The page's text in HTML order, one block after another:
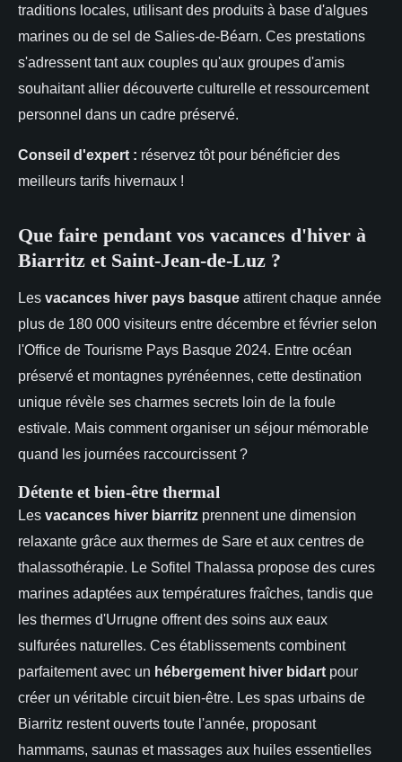
traditions locales, utilisant des produits à base d'algues
marines ou de sel de Salies-de-Béarn. Ces prestations
s'adressent tant aux couples qu'aux groupes d'amis
souhaitant allier découverte culturelle et ressourcement
personnel dans un cadre préservé.
Conseil d'expert : réservez tôt pour bénéficier des
meilleurs tarifs hivernaux !
Que faire pendant vos vacances d'hiver à
Biarritz et Saint-Jean-de-Luz ?
Les vacances hiver pays basque attirent chaque année
plus de 180 000 visiteurs entre décembre et février selon
l'Office de Tourisme Pays Basque 2024. Entre océan
préservé et montagnes pyrénéennes, cette destination
unique révèle ses charmes secrets loin de la foule
estivale. Mais comment organiser un séjour mémorable
quand les journées raccourcissent ?
Détente et bien-être thermal
Les vacances hiver biarritz prennent une dimension
relaxante grâce aux thermes de Sare et aux centres de
thalassothérapie. Le Sofitel Thalassa propose des cures
marines adaptées aux températures fraîches, tandis que
les thermes d'Urrugne offrent des soins aux eaux
sulfurées naturelles. Ces établissements combinent
parfaitement avec un hébergement hiver bidart pour
créer un véritable circuit bien-être. Les spas urbains de
Biarritz restent ouverts toute l'année, proposant
hammams, saunas et massages aux huiles essentielles